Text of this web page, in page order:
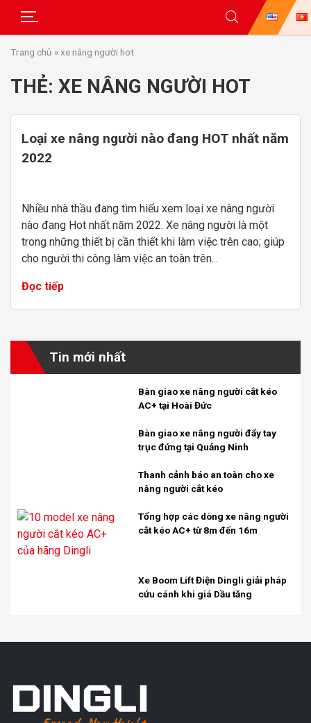
Trang chủ »xe nâng người hot
THẺ: XE NÂNG NGƯỜI HOT
Loại xe nâng người nào đang HOT nhất năm
2022
Nhiều nhà thầu đang tìm hiểu xem loại xe nâng người
nào đang Hot nhất năm 2022. Xe nâng người là một
trong những thiết bị cần thiết khi làm việc trên cao; giúp
cho người thi công làm việc an toàn trên...
Đọc tiếp
Tin mới nhất
Bàn giao xe nâng người cắt kéo
AC+ tại Hoài Đức
Bàn giao xe nâng người đẩy tay
trục đứng tại Quảng Ninh
Thanh cảnh báo an toàn cho xe
nâng người cắt kéo
Tổng hợp các dòng xe nâng người
cắt kéo AC+ từ 8m đến 16m
Xe Boom Lift Điện Dingli giải pháp
cứu cánh khi giá Dầu tăng